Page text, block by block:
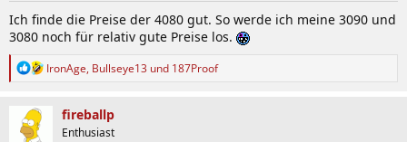
Ich finde die Preise der 4080 gut. So werde ich meine 3090 und
3080 noch für relativ gute Preise los.
R
IronAge, Bullseye13 und 187Proof
fireballp
Enthusiast